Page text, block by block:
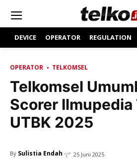
DEVICE OPERATOR REGULATION
OPERATOR TELKOMSEL
Telkomsel
Scorer
UTBK 2025
By Sulistia Endah 25 Juni 2025